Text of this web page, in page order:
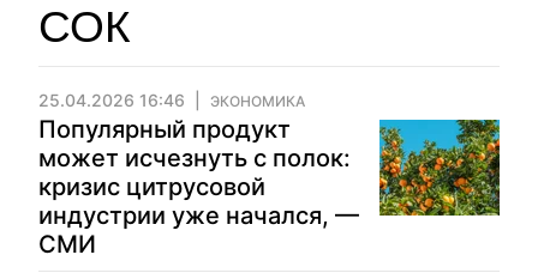
СОК
25.04.2026 16:46 ЭКОНОМИКА
Популярный продукт
может исчезнуть с полок:
кризис цитрусовой
индустрии уже начался, —
СМИ